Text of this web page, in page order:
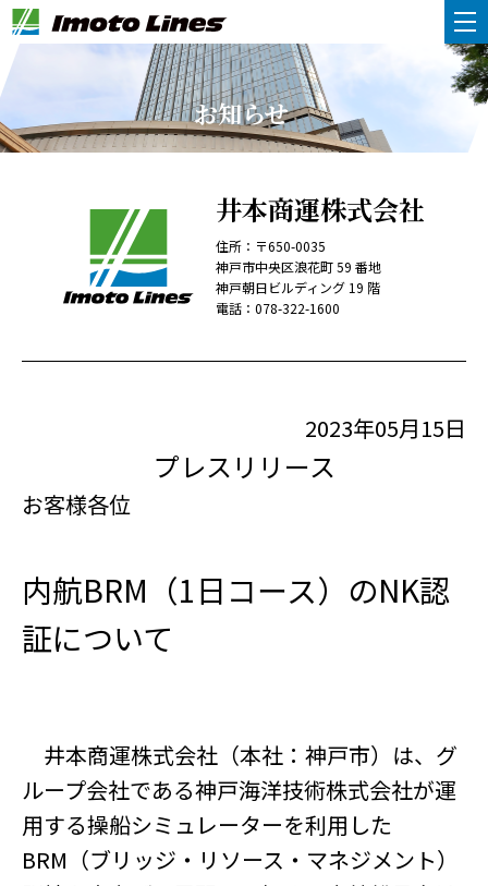
お知らせ
井本商運株式会社
住所：〒650-0035
神戸市中央区浪花町 59 番地
神戸朝日ビルディング 19 階
電話： 078-322-1600
2023年05月15日
プレスリリース
お客様各位
内航BRM（1日コース）のNK認
証について
井本商運株式会社（本社：神戸市）は、グ
ループ会社である神戸海洋技術株式会社が運
用する操船シミュレーターを利用した
BRM（ブリッジ・リソース・マネジメント）